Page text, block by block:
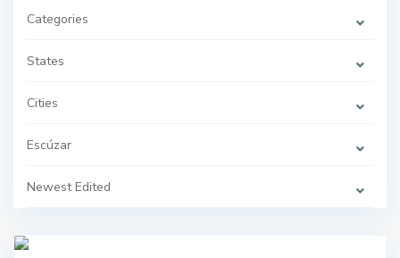
Categories
States
Cities
Escúzar
Newest Edited
E
ú
z
r
,
c
z